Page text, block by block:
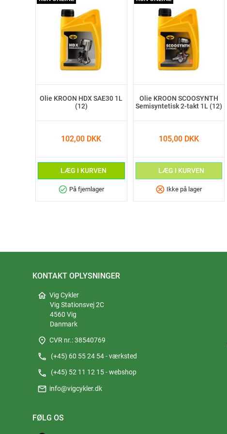
Olie KROON HDX SAE30 1L
(12)
102,00 DKK
LÆG I KURVEN
check_circle På fjernlager
Olie KROON SCOOSYNTH
Semisyntetisk 2-takt 1L (12)
105,00 DKK
LÆG I KURVEN
cancel Ikke på lager
KONTAKT OPLYSNINGER
home Vig Cykler
Vig Stationsvej 2C
4560 Vig
Danmark
place CVR nr.: 38540769
phone (+45) 60 55 24 54 - værksted
phone (+45) 52 11 12 15 - webshop
mail info@vigcykler.dk
FØLG OS